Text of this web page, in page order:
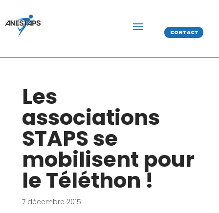
CONTACT
Les
associations
STAPS se
mobilisent pour
le Téléthon !
7 décembre 2015